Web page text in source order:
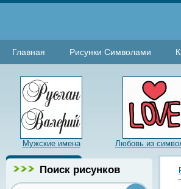
Главная Рисунки Символами
Мужские имена Любовь из
Поиск рисунков